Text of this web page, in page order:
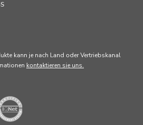
kann je nach Land oder Vertriebskanal
kontaktieren sie uns.